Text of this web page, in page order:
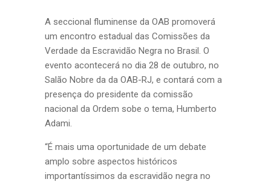
A seccional fluminense da OAB promoverá
um encontro estadual das Comissões da
Verdade da Escravidão Negra no Brasil. O
evento acontecerá no dia 28 de outubro, no
Salão Nobre da da OAB-RJ, e contará com a
presença do presidente da comissão
nacional da Ordem sobe o tema, Humberto
Adami.
“É mais uma oportunidade de um debate
amplo sobre aspectos históricos
importantíssimos da escravidão negra no